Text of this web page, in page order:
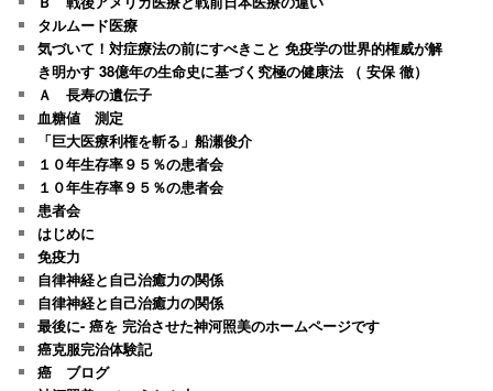
タルムード医療
気づいて！対症療法の前にすべきこと 免疫学の世界的権威が解
き明かす 38億年の生命史に基づく究極の健康法 （ 安保 徹）
Ａ 長寿の遺伝子
血糖値 測定
「巨大医療利権を斬る」船瀬俊介
１０年生存率９５％の患者会
１０年生存率９５％の患者会
患者会
はじめに
免疫力
自律神経と自己治癒力の関係
自律神経と自己治癒力の関係
最後に- 癌を 完治させた神河照美のホームページです
癌克服完治体験記
癌 ブログ